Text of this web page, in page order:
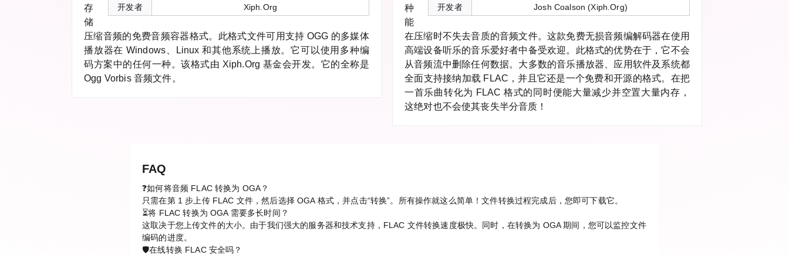
开发者
Xiph.Org
存
储
压缩音频的免费音频容器格式。此格式文件可用支持 OGG 的多媒体
播放器在 Windows、Linux 和其他系统上播放。它可以使用多种编
码方案中的任何一种。该格式由 Xiph.Org 基金会开发。它的全称是
Ogg Vorbis 音频文件。
开发者
Josh Coalson (Xiph.Org)
种
能
在压缩时不失去音质的音频文件。这款免费无损音频编解码器在使用
高端设备听乐的音乐爱好者中备受欢迎。此格式的优势在于，它不会
从音频流中删除任何数据。大多数的音乐播放器、应用软件及系统都
全面支持接纳加载 FLAC，并且它还是一个免费和开源的格式。在把
一首乐曲转化为 FLAC 格式的同时便能大量减少并空置大量内存，
这绝对也不会使其丧失半分音质！
FAQ
❓如何将音频 FLAC 转换为 OGA？
只需在第 1 步上传 FLAC 文件，然后选择 OGA 格式，并点击“转换”。所有操作就这么简单！文件转换过程完成后，您即可下载它。
⏳将 FLAC 转换为 OGA 需要多长时间？
这取决于您上传文件的大小。由于我们强大的服务器和技术支持，FLAC 文件转换速度极快。同时，在转换为 OGA 期间，您可以监控文件
编码的进度。
🛡️在线转换 FLAC 安全吗？